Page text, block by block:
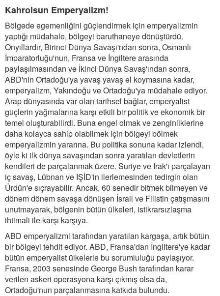
Kahrolsun Emperyalizm!
Bölgede egemenliğini güçlendirmek için emperyalizmin
yaptığı müdahale, bölgeyi baruthaneye dönüştürdü.
Onyıllardır, Birinci Dünya Savaşı'ndan sonra, Osmanlı
İmparatorluğu'nun, Fransa ve İngiltere arasında
paylaşılmasından ve İkinci Dünya Savaş'ından sonra,
ABD'nin Ortadoğu'ya yavaş yavaş el koymasına kadar,
emperyalizm, Yakındoğu ve Ortadoğu'ya müdahale ediyor.
Arap dünyasında var olan tarihsel bağlar, emperyalist
güçlerin yağmalarına karşı etkili bir politik ve ekonomik bir
temel oluşturabilirdi. Buna engel olmak ve zenginliklerine
daha kolayca sahip olabilmek için bölgeyi bölmek
emperyalizmin yararına. Bu politika sonuna kadar izlendi,
öyle ki ilk dünya savaşından sonra yaratılan devletlerin
kendileri de parçalanmak üzere. Suriye ve Irak'ı parçalayan
iç savaş, Lübnan ve IŞİD'in ilerlemesinden tedirgin olan
Ürdün'e sıçrayabilir. Ancak, 60 senedir bitmek bilmeyen ve
dönem dönem savaşa dönüşen İsrail ve Filistin çatışmasını
unutmayarak, bölgenin bütün ülkeleri, istikrarsızlaşma
ihtimali ile karşı karşıya.
ABD emperyalizmi tarafından yaratılan kargaşa, artık bütün
bir bölgeyi tehdit ediyor. ABD, Fransa'dan İngiltere'ye kadar
bütün emperyalist ülkelerle bu sorumluluğu paylaşıyor.
Fransa, 2003 senesinde George Bush tarafından karar
verilen askeri operasyona karşı çıkmış olsa da,
Ortadoğu'nun parçalanmasına katkıda bulundu.